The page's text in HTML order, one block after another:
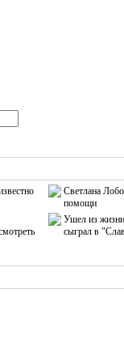
Светлана
помощи
Ушел из жизни
сыграл в